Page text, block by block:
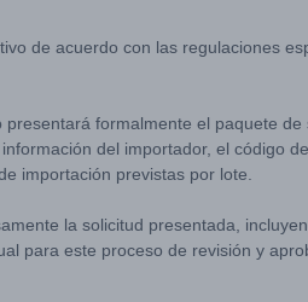
de acuerdo con las regulaciones
formalmente el paquete de
del importador, el código
importación previstas por lote.
la solicitud presentada,
para este proceso de revisión y